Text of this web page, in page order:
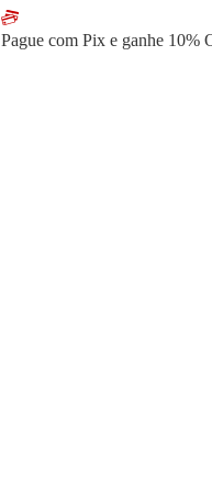
Pague com Pix e ganhe 10%